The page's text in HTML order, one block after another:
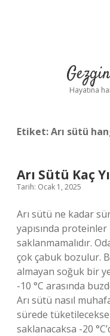
Hayatına
Etiket:Arı sütü
Arı Sütü Kaç
Tarih: Ocak 1, 2025
Arı sütü ne kadar
yapısında proteinler
saklanmamalıdır.
çok çabuk bozulur.
almayan soğuk bir
-10 °C arasında
Arı sütü nasıl
sürede tüketilecekse
saklanacaksa -20